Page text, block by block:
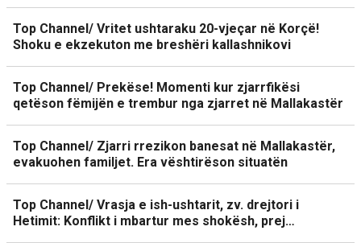
Top Channel/ Vritet ushtaraku 20-vjeçar në Korçë!
Shoku e ekzekuton me breshëri kallashnikovi
Top Channel/ Prekëse! Momenti kur zjarrfikësi
qetëson fëmijën e trembur nga zjarret në Mallakastër
Top Channel/ Zjarri rrezikon banesat në Mallakastër,
evakuohen familjet. Era vështirëson situatën
Top Channel/ Vrasja e ish-ushtarit, zv. drejtori i
Hetimit: Konflikt i mbartur mes shokësh, prej…